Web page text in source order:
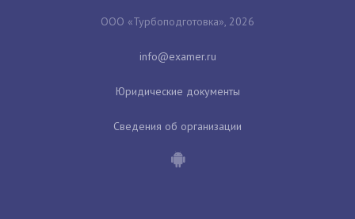
ООО «Турбоподготовка», 2026
Юридические документы
Сведения об организации